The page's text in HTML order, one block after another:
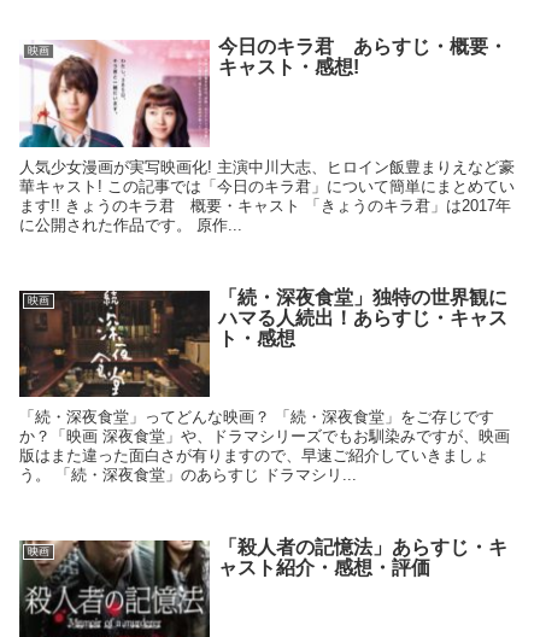
映画
今日のキラ君 あらすじ・概要・
キャスト・感想!
人気少女漫画が実写映画化! 主演中川大志、ヒロイン飯豊まりえなど豪
華キャスト! この記事では「今日のキラ君」について簡単にまとめてい
ます!! きょうのキラ君 概要・キャスト 「きょうのキラ君」は2017年
に公開された作品です。 原作...
映画
「続・深夜食堂」独特の世界観に
ハマる人続出！あらすじ・キャス
ト・感想
「続・深夜食堂」ってどんな映画？ 「続・深夜食堂」をご存じです
か？「映画 深夜食堂」や、ドラマシリーズでもお馴染みですが、映画
版はまた違った面白さが有りますので、早速ご紹介していきましょ
う。 「続・深夜食堂」のあらすじ ドラマシリ...
映画
「殺人者の記憶法」あらすじ・キ
ャスト紹介・感想・評価